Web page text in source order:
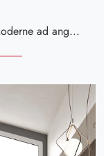
Clicca e scopri un universo di Cucine Moderne ad angolo: la cucina Tokyo 36 Spar in melaminico ti attende!